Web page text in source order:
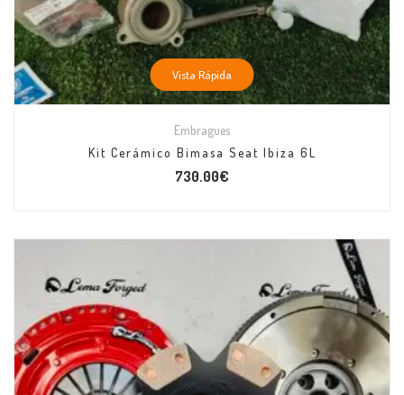
Vista Rápida
Embragues
Kit Cerámico Bimasa Seat Ibiza 6L
730.00€